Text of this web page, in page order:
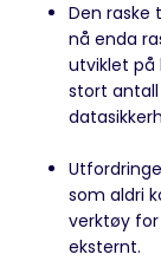
Den raske
nå enda
utviklet på
stort
som aldri
verktøy
eksternt.